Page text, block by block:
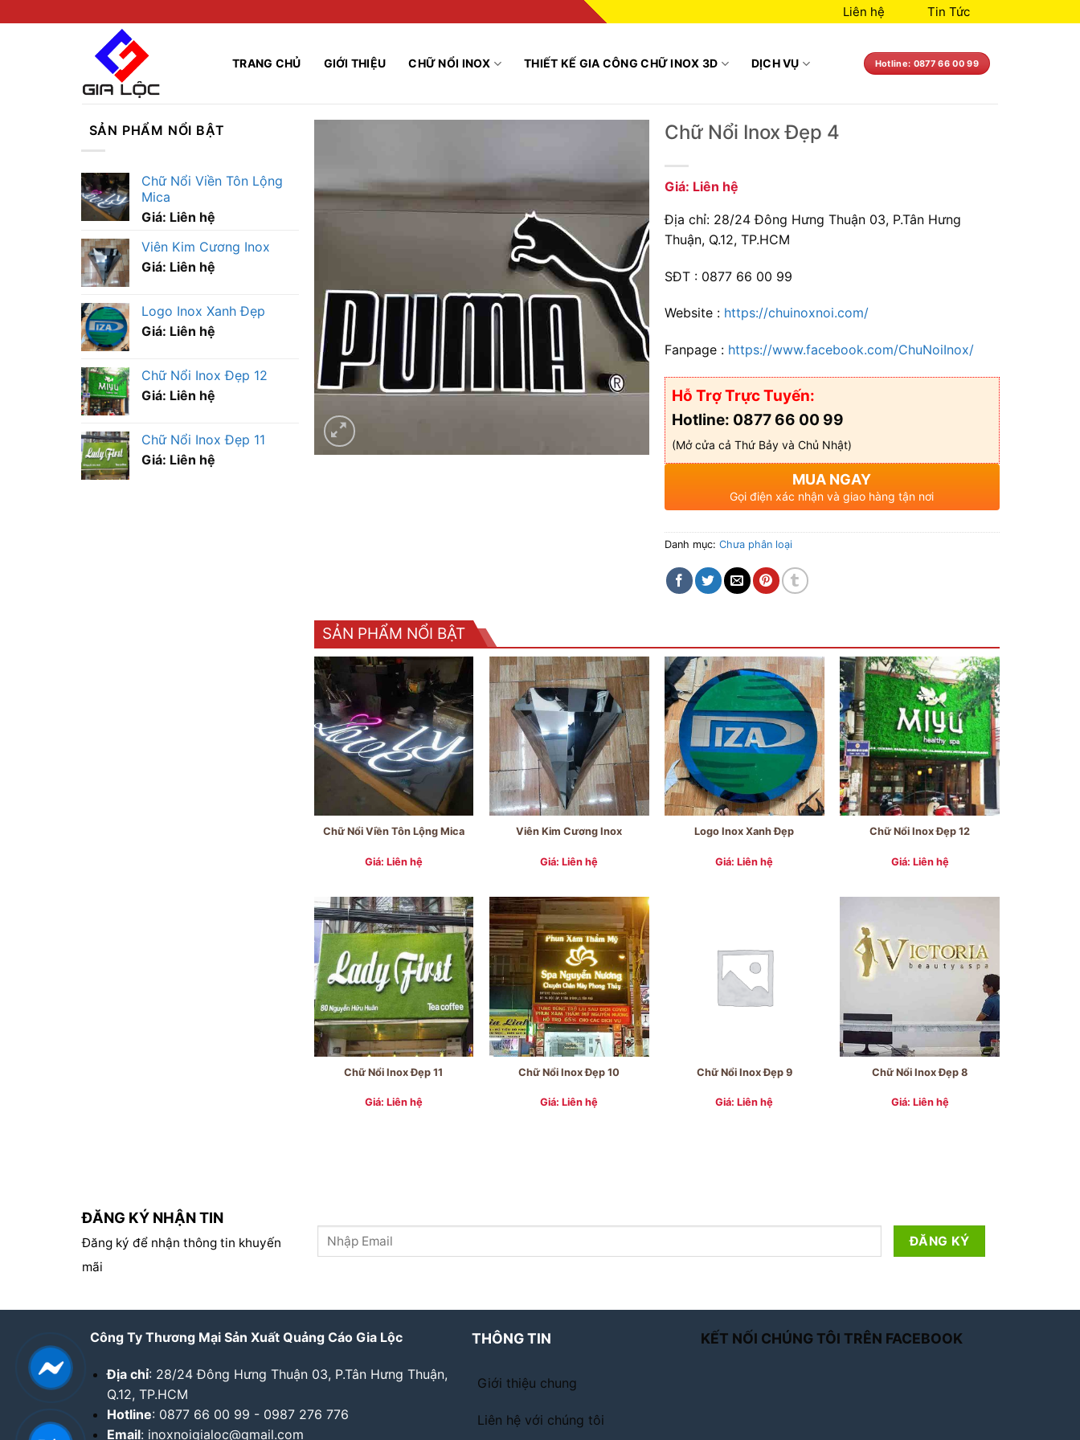
Liên hệ Tin Tức
TRANG CHỦ GIỚI THIỆU CHỮ NỔI INOX THIẾT KẾ GIA CÔNG CHỮ INOX 3D DỊCH VỤ Hotline: 0877 66 00 99
SẢN PHẨM NỔI BẬT
Chữ Nổi Viền Tôn Lộng
Mica
Giá: Liên hệ
Viên Kim Cương Inox
Giá: Liên hệ
Logo Inox Xanh Đẹp
Giá: Liên hệ
Chữ Nổi Inox Đẹp 12
Giá: Liên hệ
Chữ Nổi Inox Đẹp 11
Giá: Liên hệ
Chữ Nổi Inox Đẹp 4
Giá: Liên hệ
Địa chỉ: 28/24 Đông Hưng Thuận 03, P.Tân Hưng
Thuận, Q.12, TP.HCM
SĐT : 0877 66 00 99
Website : https://chuinoxnoi.com/
Fanpage : https://www.facebook.com/ChuNoiInox/
Hỗ Trợ Trực Tuyến:
Hotline: 0877 66 00 99
(Mở cửa cả Thứ Bảy và Chủ Nhật)
MUA NGAY
Gọi điện xác nhận và giao hàng tận nơi
Danh mục:Chưa phân loại
SẢN PHẨM NỔI BẬT
Chữ Nổi Viền Tôn Lộng Mica
Giá: Liên hệ
Viên Kim Cương Inox
Giá: Liên hệ
Logo Inox Xanh Đẹp
Giá: Liên hệ
Chữ Nổi Inox Đẹp 12
Giá: Liên hệ
Chữ Nổi Inox Đẹp 11
Giá: Liên hệ
Chữ Nổi Inox Đẹp 10
Giá: Liên hệ
Chữ Nổi Inox Đẹp 9
Giá: Liên hệ
Chữ Nổi Inox Đẹp 8
Giá: Liên hệ
ĐĂNG KÝ NHẬN TIN
Đăng ký để nhận thông tin khuyến
mãi
Công Ty Thương Mại Sản Xuất Quảng Cáo Gia Lộc
Địa chỉ: 28/24 Đông Hưng Thuận 03, P.Tân Hưng Thuận,
Q.12, TP.HCM
Hotline: 0877 66 00 99 - 0987 276 776
Email: inoxnoigialoc@gmail.com
THÔNG TIN
Giới thiệu chung
Liên hệ với chúng tôi
KẾT NỐI CHÚNG TÔI TRÊN FACEBOOK